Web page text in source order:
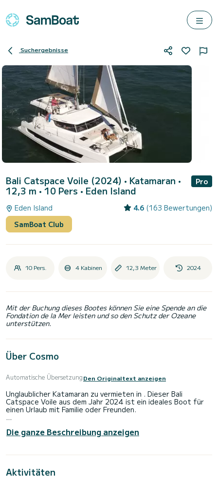
Suchergebnisse
Bali Catspace Voile (2024) • Katamaran •
12,3 m • 10 Pers • Eden Island
Pro
Eden Island 4.6 (163 Bewertungen)
SamBoat Club
10 Pers. 4 Kabinen 12,3 Meter 2024
Mit der Buchung dieses Bootes können Sie eine Spende an die
Fondation de la Mer leisten und so den Schutz der Ozeane
unterstützen.
Über Cosmo
Automatische ÜbersetzungDen Originaltext anzeigen
Unglaublicher Katamaran zu vermieten in . Dieser Bali
Catspace Voile aus dem Jahr 2024 ist ein ideales Boot für
einen Urlaub mit Familie oder Freunden.
Meter langen Katamaran erleben. Sie können während der
Kreuzfahrt bis zu 8 Passagiere unterbringen und die 4
Dusche
Die ganze Beschreibung anzeigen
Aktivitäten